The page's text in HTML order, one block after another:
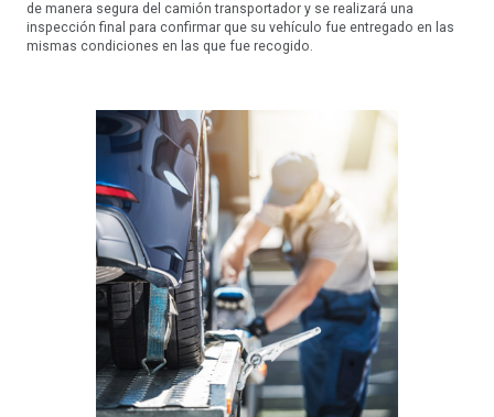
de manera segura del camión transportador y se realizará una
inspección final para confirmar que su vehículo fue entregado en las
mismas condiciones en las que fue recogido.